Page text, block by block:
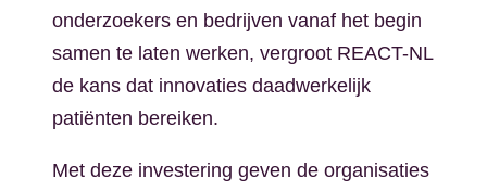
onderzoekers en bedrijven vanaf het begin
samen te laten werken, vergroot REACT-NL
de kans dat innovaties daadwerkelijk
patiënten bereiken.
Met deze investering geven de organisaties